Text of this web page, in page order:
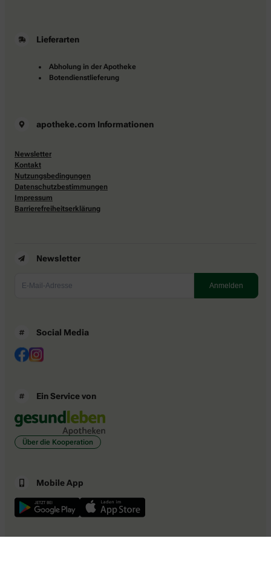
Lieferarten
Abholung in der Apotheke
Botendienstlieferung
apotheke.com Informationen
Newsletter
Kontakt
Nutzungsbedingungen
Datenschutzbestimmungen
Impressum
Barrierefreiheitserklärung
Newsletter
Social Media
Ein Service von
Über die Kooperation
Mobile App